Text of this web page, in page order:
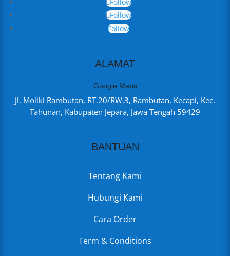
Follow
Follow
ALAMAT
Google Maps
Jl. Moliki Rambutan, RT.20/RW.3, Rambutan, Kecapi, Kec.
Tahunan, Kabupaten Jepara, Jawa Tengah 59429
BANTUAN
Tentang Kami
Hubungi Kami
Cara Order
Term & Conditions